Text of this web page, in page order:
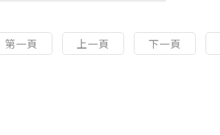
第一頁 上一頁 下一頁